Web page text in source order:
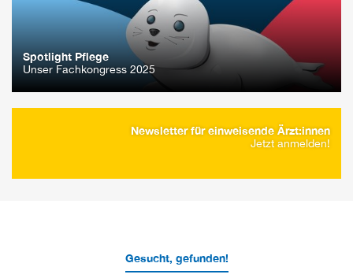
Spotlight Pflege
Unser Fachkongress 2025
Newsletter für einweisende Ärzt:innen
Jetzt anmelden!
Gesucht, gefunden!